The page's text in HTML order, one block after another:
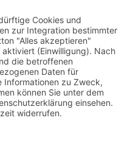
Alle Rechte vorbehalten